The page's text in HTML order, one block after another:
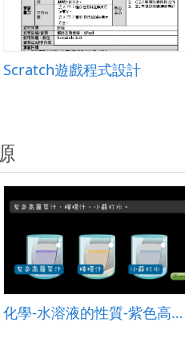
Scratch遊戲程式設計
化學-水溶液的性質-紫色高麗菜汁